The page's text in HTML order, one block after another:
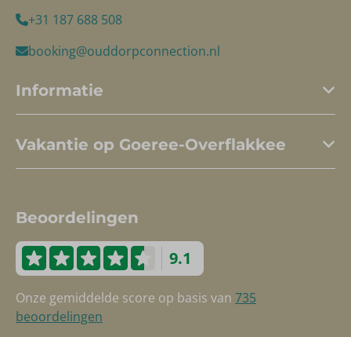
+31 187 688 508
booking@ouddorpconnection.nl
Informatie
Vakantie op Goeree-Overflakkee
Beoordelingen
9.1
Onze gemiddelde score op basis van 735
beoordelingen